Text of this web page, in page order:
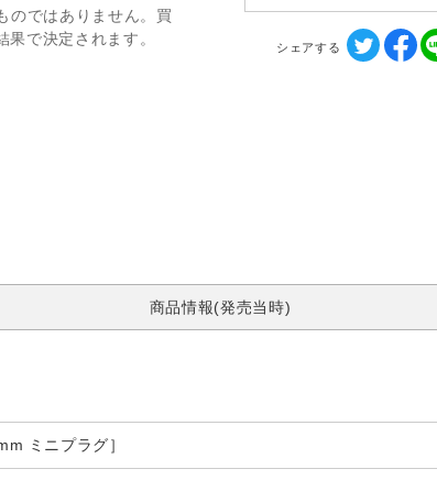
のではありません。買
で決定されます。
シェアする
商品情報(発売当時)
ミニプラグ］